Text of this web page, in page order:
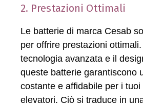
2. Prestazioni Ottimali
Le batterie di marca Cesab
per offrire prestazioni
tecnologia avanzata e il
queste batterie garantiscono
costante e affidabile per i tuoi
elevatori. Ciò si traduce in